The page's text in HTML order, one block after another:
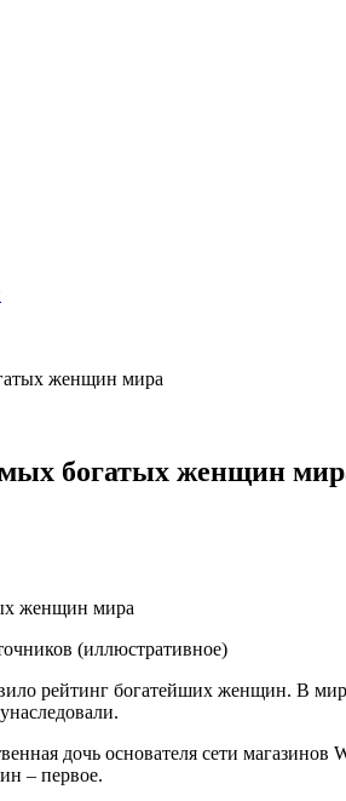
женщин мира
богатых женщин
(иллюстративное)
рейтинг богатейших женщин. В
дочь основателя сети
– первое.